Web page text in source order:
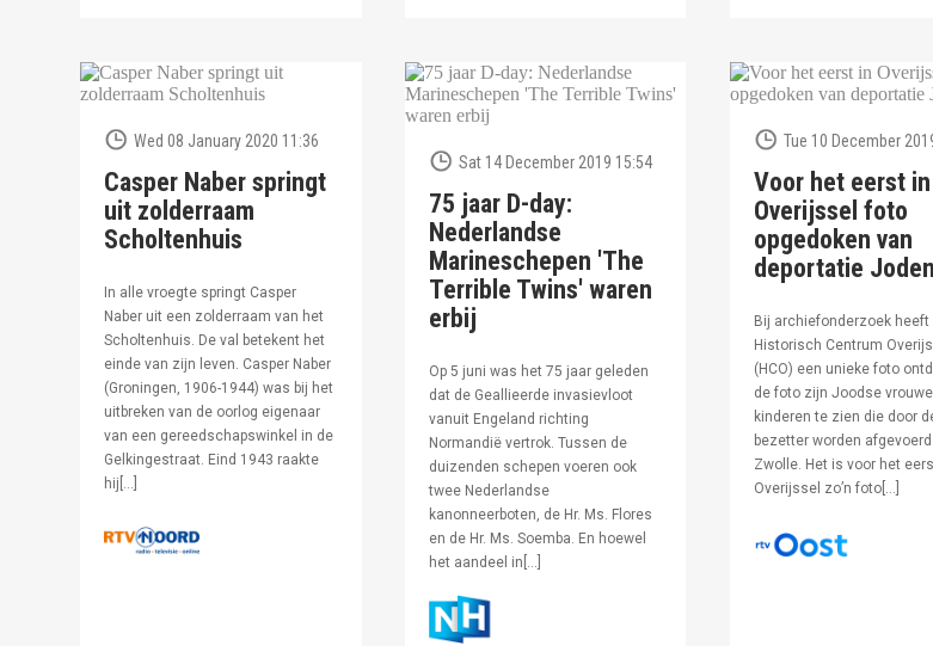
Wed 08 January 2020 11:36
Casper Naber springt
uit zolderraam
Scholtenhuis
In alle vroegte springt Casper
Naber uit een zolderraam van het
Scholtenhuis. De val betekent het
einde van zijn leven. Casper Naber
(Groningen, 1906-1944) was bij het
uitbreken van de oorlog eigenaar
van een gereedschapswinkel in de
Gelkingestraat. Eind 1943 raakte
hij[…]
Sat 14 December 2019 15:54
75 jaar D-day:
Nederlandse
Marineschepen 'The
Terrible Twins' waren
erbij
Op 5 juni was het 75 jaar geleden
dat de Geallieerde invasievloot
vanuit Engeland richting
Normandië vertrok. Tussen de
duizenden schepen voeren ook
twee Nederlandse
kanonneerboten, de Hr. Ms. Flores
en de Hr. Ms. Soemba. En hoewel
het aandeel in[…]
Tue 10 December
Voor het eerst in
Overijssel foto
opgedoken van
deportatie Joden
Bij archiefonderzoek heeft
Historisch Centrum
(HCO) een unieke foto
de foto zijn Joodse
kinderen te zien die door
bezetter worden
Zwolle. Het is voor het
Overijssel zo’n foto[…]